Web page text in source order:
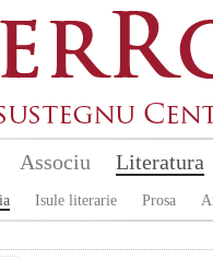
Associu Literatura
Isule literarie Prosa